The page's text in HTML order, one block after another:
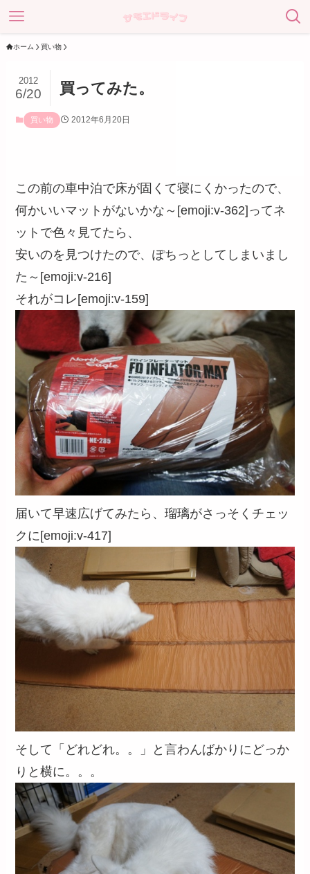
ホーム 買い物
買ってみた。
2012
6/20
買い物 2012年6月20日
この前の車中泊で床が固くて寝にくかったので、
何かいいマットがないかな～[emoji:v-362]ってネ
ットで色々見てたら、
安いのを見つけたので、ぽちっとしてしまいまし
た～[emoji:v-216]
それがコレ[emoji:v-159]
届いて早速広げてみたら、瑠璃がさっそくチェッ
クに[emoji:v-417]
そして「どれどれ。。」と言わんばかりにどっか
りと横に。。。